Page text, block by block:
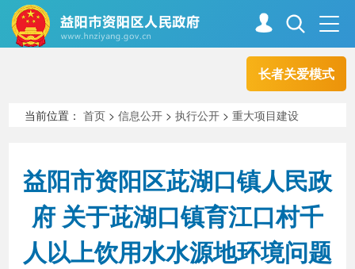
长者关爱模式
走进资阳
新闻中心 解读回应
当前位置：首页 >信息公开 >执行公开 >重大项目建设
益阳市资阳区茈湖口镇人民政
府 关于茈湖口镇育江口村千
人以上饮用水水源地环境问题